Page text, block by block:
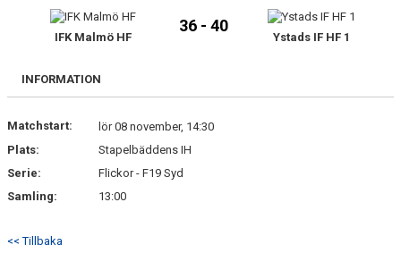
KONTAKT
MATCHER
IFK Malmö HF
36 - 40
Ystads IF HF 1
INFORMATION
Matchstart:
lör 08 november, 14:30
Plats:
Stapelbäddens IH
Serie:
Flickor - F19 Syd
Samling:
13:00
<< Tillbaka